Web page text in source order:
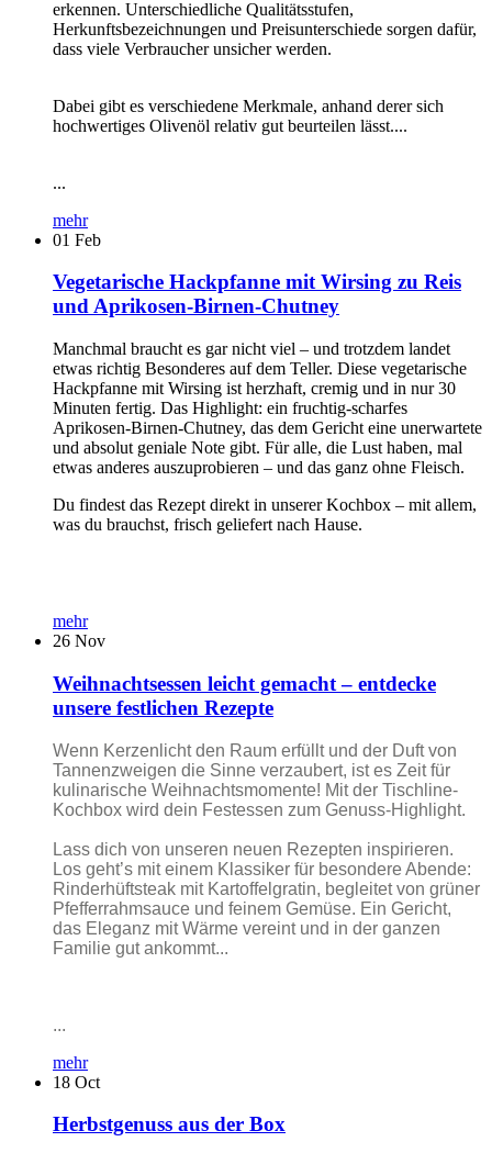
erkennen. Unterschiedliche Qualitätsstufen,
Herkunftsbezeichnungen und Preisunterschiede sorgen dafür,
dass viele Verbraucher unsicher werden.
Dabei gibt es verschiedene Merkmale, anhand derer sich
hochwertiges Olivenöl relativ gut beurteilen lässt....
...
mehr
01 Feb
Vegetarische Hackpfanne mit Wirsing zu Reis
und Aprikosen-Birnen-Chutney
Manchmal braucht es gar nicht viel – und trotzdem landet
etwas richtig Besonderes auf dem Teller. Diese vegetarische
Hackpfanne mit Wirsing ist herzhaft, cremig und in nur 30
Minuten fertig. Das Highlight: ein fruchtig-scharfes
Aprikosen-Birnen-Chutney, das dem Gericht eine unerwartete
und absolut geniale Note gibt. Für alle, die Lust haben, mal
etwas anderes auszuprobieren – und das ganz ohne Fleisch.
Du findest das Rezept direkt in unserer Kochbox – mit allem,
was du brauchst, frisch geliefert nach Hause.
mehr
26 Nov
Weihnachtsessen leicht gemacht – entdecke
unsere festlichen Rezepte
Wenn Kerzenlicht den Raum erfüllt und der Duft von
Tannenzweigen die Sinne verzaubert, ist es Zeit für
kulinarische Weihnachtsmomente! Mit der Tischline-
Kochbox wird dein Festessen zum Genuss-Highlight.
Lass dich von unseren neuen Rezepten inspirieren.
Los geht’s mit einem Klassiker für besondere Abende:
Rinderhüftsteak mit Kartoffelgratin, begleitet von grüner
Pfefferrahmsauce und feinem Gemüse. Ein Gericht,
das Eleganz mit Wärme vereint und in der ganzen
Familie gut ankommt...
...
mehr
18 Oct
Herbstgenuss aus der Box